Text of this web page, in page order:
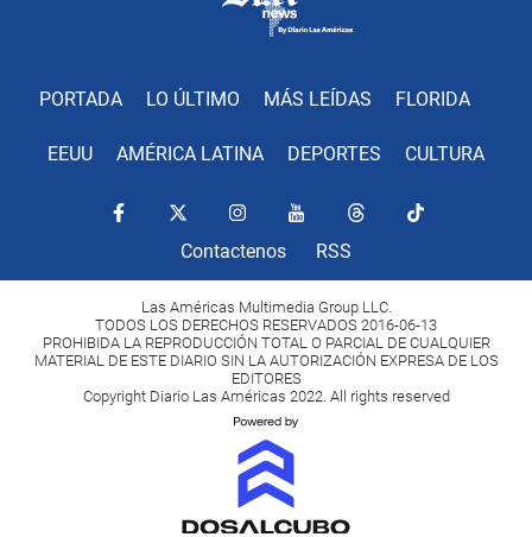
PORTADA LO ÚLTIMO MÁS LEÍDAS FLORIDA
EEUU AMÉRICA LATINA DEPORTES CULTURA
Contactenos RSS
Las Américas Multimedia Group LLC.
TODOS LOS DERECHOS RESERVADOS 2016-06-13
PROHIBIDA LA REPRODUCCIÓN TOTAL O PARCIAL DE CUALQUIER
MATERIAL DE ESTE DIARIO SIN LA AUTORIZACIÓN EXPRESA DE LOS
EDITORES
Copyright Diario Las Américas 2022. All rights reserved